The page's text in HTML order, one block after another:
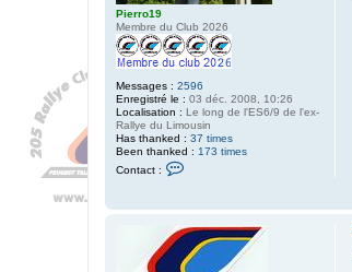
Pierro19
Membre du Club 2026
Messages : 2596
Enregistré le : 03 déc. 2008, 10:26
Localisation : Le long de l'ES6/9 de l'ex-
Rallye du Limousin
Has thanked : 37 times
Been thanked : 173 times
Contact :
c
e
r